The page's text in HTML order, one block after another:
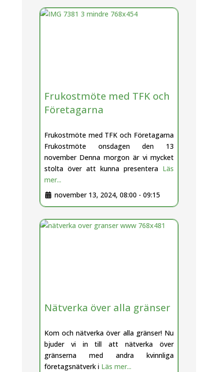
Frukostmöte med TFK och
Företagarna
Frukostmöte med TFK och Företagarna
Frukostmöte onsdagen den 13
november Denna morgon är vi mycket
stolta över att kunna presentera Läs
mer...
november 13, 2024, 08:00 - 09:15
Nätverka över alla gränser
Kom och nätverka över alla gränser! Nu
bjuder vi in till att nätverka över
gränserna med andra kvinnliga
företagsnätverk i Läs mer...